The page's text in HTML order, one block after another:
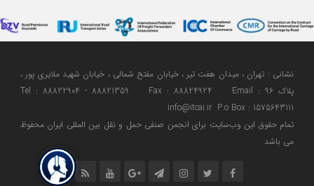
نشانی : تهران ، میدان هفت تیر ، خیابان مفتح شمالی ، خیابان شهید ملایری پور ،
پلاک 96 Tel : 88822904 - 88821359 Fax : 88824924 Email :
info@itcai.ir P.o Box : 1575643111
تمام حقوق اين وب‌سايت برای انجمن صنفی حمل و نقل بین المللی ایران محفوظ
می باشد